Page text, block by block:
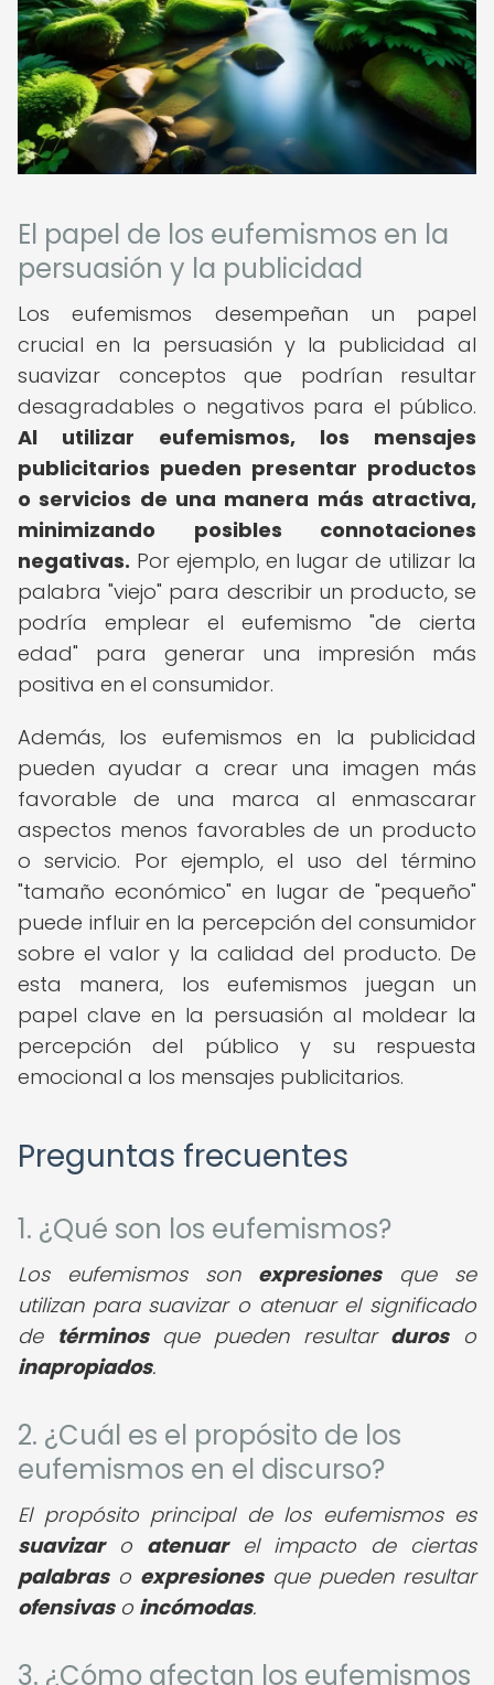
El papel de los eufemismos en la
persuasión y la publicidad
Los eufemismos desempeñan un papel
crucial en la persuasión y la publicidad al
suavizar conceptos que podrían resultar
desagradables o negativos para el público.
Al utilizar eufemismos, los mensajes
publicitarios pueden presentar productos
o servicios de una manera más atractiva,
minimizando posibles connotaciones
negativas. Por ejemplo, en lugar de utilizar la
palabra "viejo" para describir un producto, se
podría emplear el eufemismo "de cierta
edad" para generar una impresión más
positiva en el consumidor.
Además, los eufemismos en la publicidad
pueden ayudar a crear una imagen más
favorable de una marca al enmascarar
aspectos menos favorables de un producto
o servicio. Por ejemplo, el uso del término
"tamaño económico" en lugar de "pequeño"
puede influir en la percepción del consumidor
sobre el valor y la calidad del producto. De
esta manera, los eufemismos juegan un
papel clave en la persuasión al moldear la
percepción del público y su respuesta
emocional a los mensajes publicitarios.
Preguntas frecuentes
1. ¿Qué son los eufemismos?
Los eufemismos son expresionesque se
utilizan para suavizar o atenuar el significado
de términosque pueden resultar duroso
inapropiados.
2. ¿Cuál es el propósito de los
eufemismos en el discurso?
El propósito principal de los eufemismos es
suavizaro atenuarel impacto de ciertas
palabraso expresionesque pueden resultar
ofensivaso incómodas.
3. ¿Cómo afectan los eufemismos